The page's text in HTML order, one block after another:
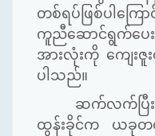
တစ်ရပ်ဖြစ်ပါကြ
ကူညီဆောင်ရွက်ပေး
အားလုံးကို ကျေးဇူး
ပါသည်။
ဆက်လက်ပြီ
ထွန်းခိုင်က ယခု